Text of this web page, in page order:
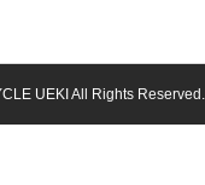
UEKI All Rights Reserved.